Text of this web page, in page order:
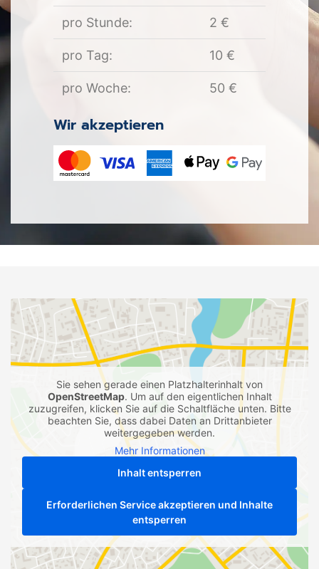
pro Stunde: 2 €
pro Tag: 10 €
pro Woche: 50 €
Wir akzeptieren
Sie sehen gerade einen Platzhalterinhalt von
OpenStreetMap. Um auf den eigentlichen Inhalt
zuzugreifen, klicken Sie auf die Schaltfläche unten. Bitte
beachten Sie, dass dabei Daten an Drittanbieter
weitergegeben werden.
Mehr Informationen
Inhalt entsperren
Erforderlichen Service akzeptieren und Inhalte
entsperren